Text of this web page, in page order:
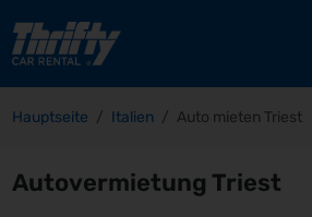
Hauptseite Italien Auto mieten Triest
Autovermietung Triest